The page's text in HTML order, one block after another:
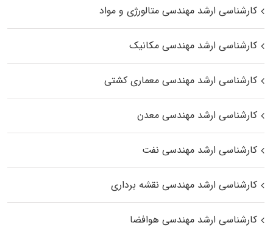
کارشناسی ارشد مهندسی متالورژی و مواد
کارشناسی ارشد مهندسی مکانیک
کارشناسی ارشد مهندسی معماری کشتی
کارشناسی ارشد مهندسی معدن
کارشناسی ارشد مهندسی نفت
کارشناسی ارشد مهندسی نقشه برداری
کارشناسی ارشد مهندسی هوافضا